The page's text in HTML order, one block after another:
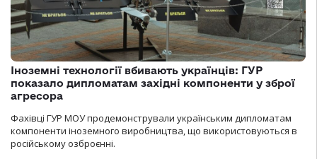
Іноземні технології вбивають українців: ГУР
показало дипломатам західні компоненти у зброї
агресора
Фахівці ГУР МОУ продемонстрували українським дипломатам
компоненти іноземного виробництва, що використовуються в
російському озброєнні.